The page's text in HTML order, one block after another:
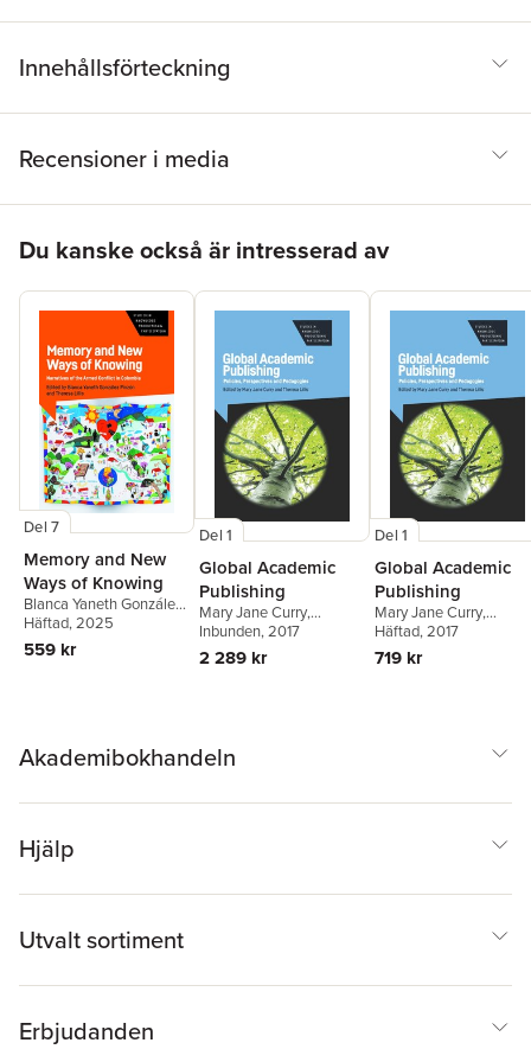
Innehållsförteckning
Recensioner i media
Du kanske också är intresserad av
Del 7
Memory and New
Ways of Knowing
Blanca Yaneth González
Pinzón,Theresa Lillis
Häftad, 2025
559 kr
Del 1
Global Academic
Publishing
Mary Jane Curry,
Theresa Lillis
Inbunden, 2017
2 289 kr
Del 1
Global Academic
Publishing
Mary Jane Curry,
Theresa Lillis
Häftad, 2017
719 kr
Akademibokhandeln
Hjälp
Utvalt sortiment
Erbjudanden